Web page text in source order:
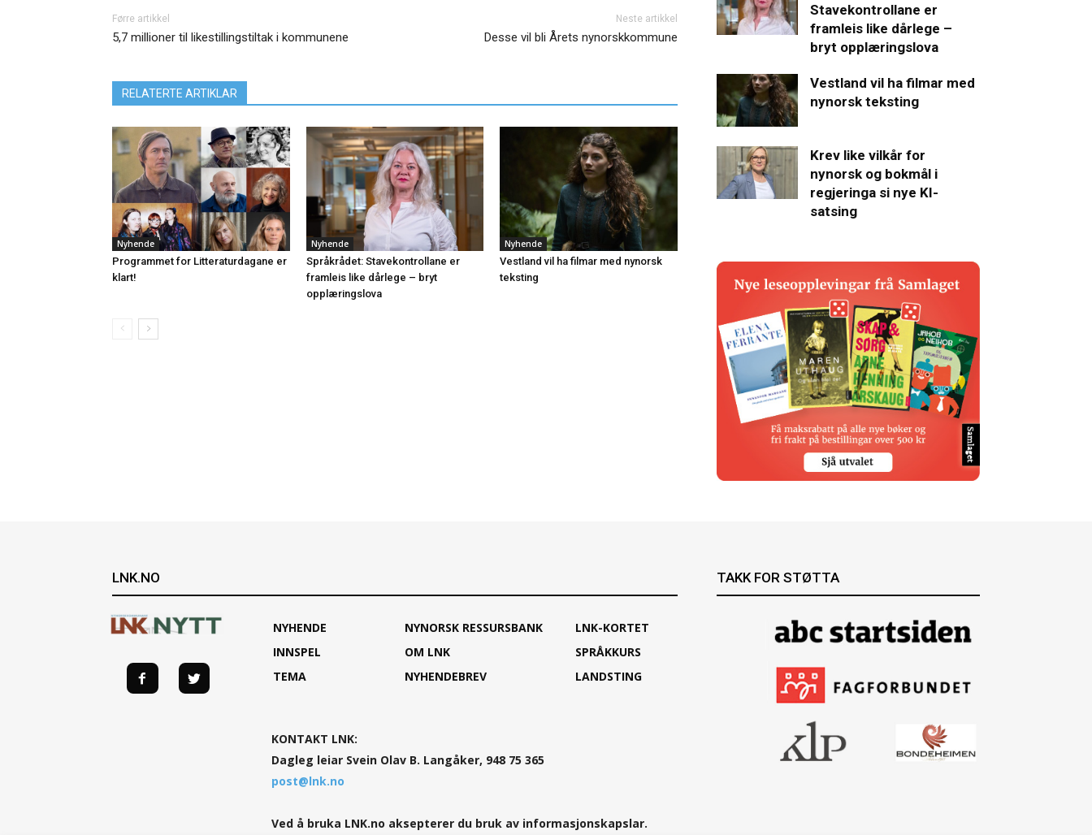
Førre artikkel
5,7 millioner til likestillingstiltak i kommunene
Neste artikkel
Desse vil bli Årets nynorskkommune
RELATERTE ARTIKLAR
Nyhende
Programmet for Litteraturdagane er
klart!
Nyhende
Språkrådet: Stavekontrollane er
framleis like dårlege – bryt
opplæringslova
Nyhende
Vestland vil ha filmar med nynorsk
teksting
Stavekontrollane er
framleis like dårlege –
bryt opplæringslova
Vestland vil ha filmar med
nynorsk teksting
Krev like vilkår for
nynorsk og bokmål i
regjeringa si nye KI-
satsing
LNK.NO
NYHENDE
INNSPEL
TEMA
NYNORSK RESSURSBANK
OM LNK
NYHENDEBREV
LNK-KORTET
SPRÅKKURS
LANDSTING
KONTAKT LNK:
Dagleg leiar Svein Olav B. Langåker, 948 75 365
post@lnk.no
Ved å bruka LNK.no aksepterer du bruk av informasjonskapslar.
TAKK FOR STØTTA